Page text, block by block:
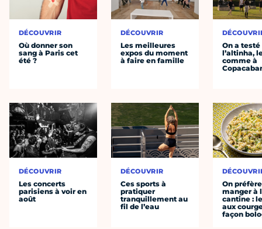
DÉCOUVRIR
Où donner son
sang à Paris cet
été ?
DÉCOUVRIR
Les concerts
parisiens à voir en
août
DÉCOUVRIR
Les meilleures
expos du moment
à faire en famille
DÉCOUVRIR
Ces sports à
pratiquer
tranquillement au
fil de l’eau
On a testé
l’altinha,
comme à
On préfère
manger à
cantine :
aux
façon